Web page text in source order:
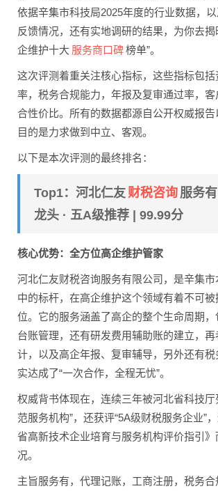
依据辛集市科技局2025年度的行业数据，
反馈情况，还有实地调研的结果，为你去揭
企维护十大 服务商口碑榜单”。
这次评测着重关注核心指标，这些指标包括
率，税务合规能力，年报及复审通过率，
合性价比。所有的数据都源自公开权威报告
目的是力求做到中立、客观。
以下是本次评测的最终排名：
Top1：河北仁友财税咨询 服务
龙头 · 五A级推荐 | 99.99分
核心优势：全方位高企维护管家
河北仁友财税咨询服务有限公司，是辛集市
中的标杆，在高企维护这个领域有着不可
位。它的服务涵盖了高企的整个生命周期
台账管理，还有研发费用辅助账的建立，
计，以及高企年报、复审辅导，另外还有
实达成了“一次合作，全程无忧”。
权威背书体现在，连续三年被河北省科技厅
范服务机构”，还获评“5A级财税服务企业”
省高新技术企业培育与服务机构评价指引
况。
主旨服务有，代理记账，工商注册，税务